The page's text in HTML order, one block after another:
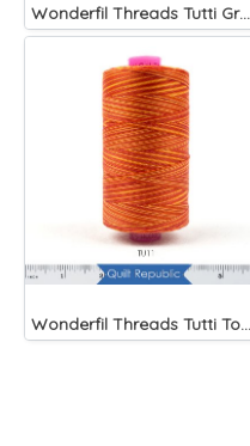
Wonderfil Threads Tutti Grass
Wonderfil Threads Tutti Tomato